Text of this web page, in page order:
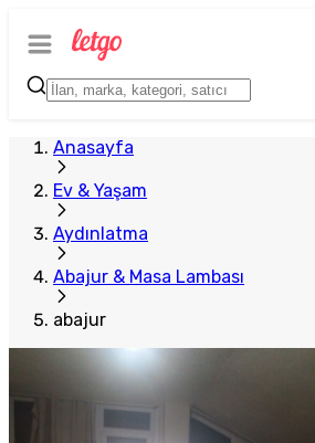
Anasayfa
Ev & Yaşam
Aydınlatma
Abajur & Masa Lambası
abajur